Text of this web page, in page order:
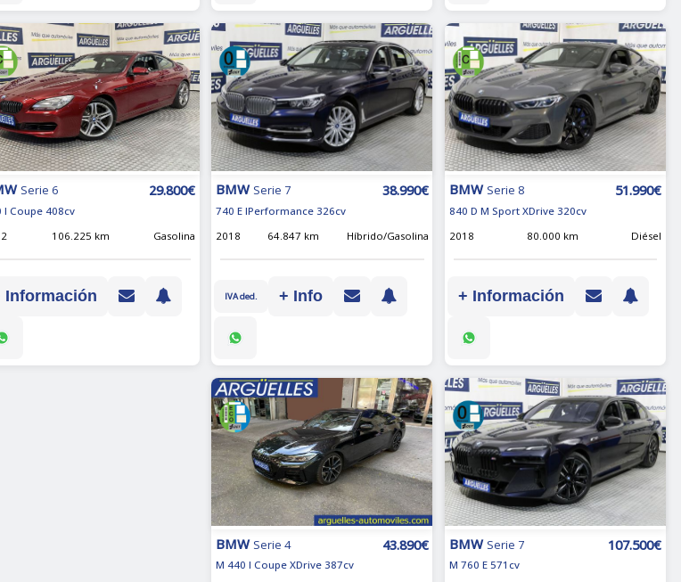
Serie 6 29.800€
I Coupe 408cv
106.225 km Gasolina
Información
BMW Serie 7 38.990€
740 E IPerformance 326cv
2018
64.847 km Híbrido/Gasolina
IVA ded. + Info
BMW Serie 8 51.990€
840 D M Sport XDrive 320cv
2018
80.000 km Diésel
+ Información
BMW Serie 4 43.890€
M 440 I Coupe XDrive 387cv
BMW Serie 7 107.500€
M 760 E 571cv